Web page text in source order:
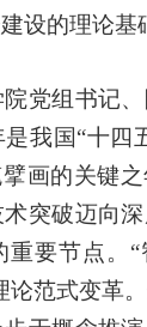
设的理论基
组书记、
我国“十四
画的关键
突破迈向
重要节点。
论范式变革